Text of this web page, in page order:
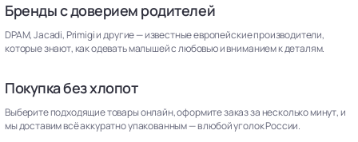
Бренды с доверием родителей
DPAM, Jacadi, Primigi и другие — известные европейские производители,
которые знают, как одевать малышей с любовью и вниманием к деталям.
Покупка без хлопот
Выберите подходящие товары онлайн, оформите заказ за несколько минут, и
мы доставим всё аккуратно упакованным — в любой уголок России.